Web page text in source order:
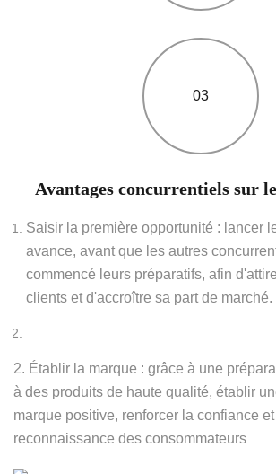
03
Avantages concurrentiels sur
Saisir la première opportunité : lancer
avance, avant que les autres
commencé leurs préparatifs, afin
clients et d'accroître sa part de marché.
2. Établir la marque : grâce à une
à des produits de haute qualité, établir
marque positive, renforcer la confiance
reconnaissance des consommateurs